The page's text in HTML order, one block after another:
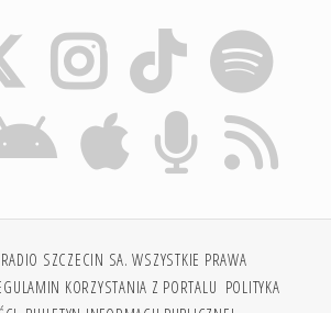
SZCZECIN SA. WSZYSTKIE PRAWA
KORZYSTANIA Z PORTALU POLITYKA